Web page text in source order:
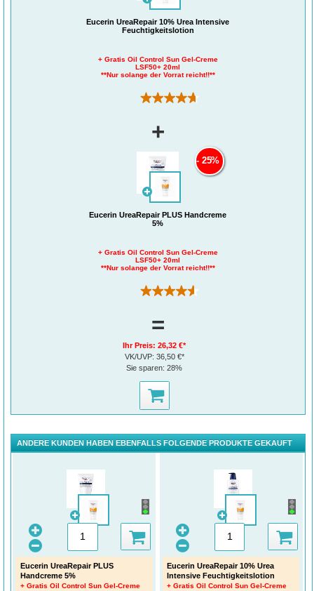
Eucerin UreaRepair 10% Urea Intensive
Feuchtigkeitslotion
+ Gratis Oil Control Sun Gel-Creme
LSF50+ 20ml
**Nur solange der Vorrat reicht!!**
(781)
+
Eucerin UreaRepair PLUS Handcreme
5%
+ Gratis Oil Control Sun Gel-Creme
LSF50+ 20ml
**Nur solange der Vorrat reicht!!**
(220)
25%
=
Ihr Preis:26,32 €*
VK/UVP: 36,50 €*
Sie sparen:28%
ANDERE KUNDEN HABEN EBENFALLS FOLGENDE PRODUKTE GEKAUFT
Eucerin UreaRepair PLUS
Handcreme 5%
+ Gratis Oil Control Sun Gel-Creme
Eucerin UreaRepair 10% Urea
Intensive Feuchtigkeitslotion
+ Gratis Oil Control Sun Gel-Creme